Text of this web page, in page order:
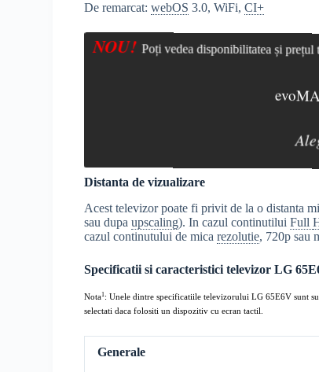
De remarcat:webOS 3.0, WiFi,CI+
NOU! Poți vedea disponibilitatea și
Distanta de vizualizare
Acest televizor poate fi privit de la o distanta
sau dupaupscaling). In cazul continutiluiFull
cazul continutului de micarezolutie, 720p sau
Specificatii si caracteristici televizor LG
Nota1: Unele dintre specificatiile televizorului LG 65E6V sunt
selectati daca folositi un dispozitiv cu ecran tactil.
Generale